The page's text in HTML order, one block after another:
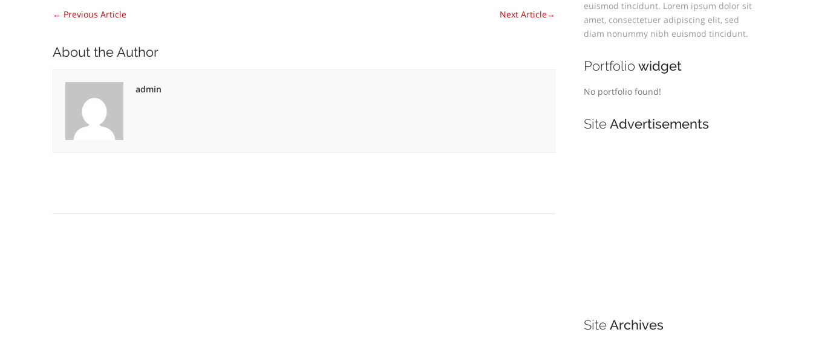
← Previous Article Next Article→
About the Author
admin
euismod tincidunt. Lorem ipsum dolor sit
amet, consectetuer adipiscing elit, sed
diam nonummy nibh euismod tincidunt.
Portfolio widget
No portfolio found!
Site Advertisements
Site Archives